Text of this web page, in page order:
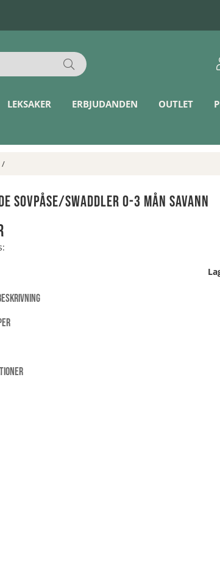
LEKSAKER ERBJUDANDEN OUTLET
Sovpåse/Swaddler 0-3 mån Savann